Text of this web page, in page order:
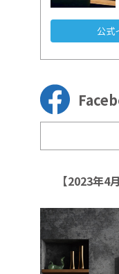
公式
【2023年4